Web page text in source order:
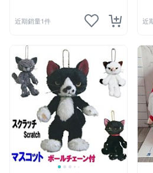
近期銷量1件 近